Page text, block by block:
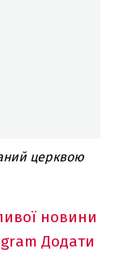
церквою
новини
Додати